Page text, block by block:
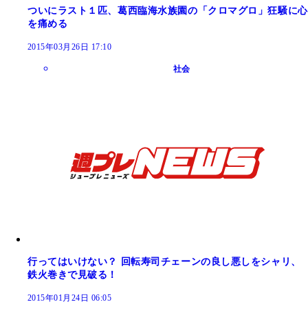
ついにラスト１匹、葛西臨海水族園の「クロマグロ」狂騒に心
を痛める
2015年03月26日 17:10
社会
行ってはいけない？ 回転寿司チェーンの良し悪しをシャリ、
鉄火巻きで見破る！
2015年01月24日 06:05